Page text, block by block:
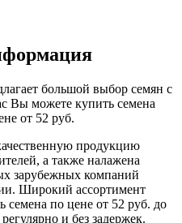
большой выбор семян с
Вы можете купить семена
от 52 руб.
продукцию
а также налажена
зарубежных компаний
Широкий ассортимент
семена по цене от 52 руб. до
и без задержек.